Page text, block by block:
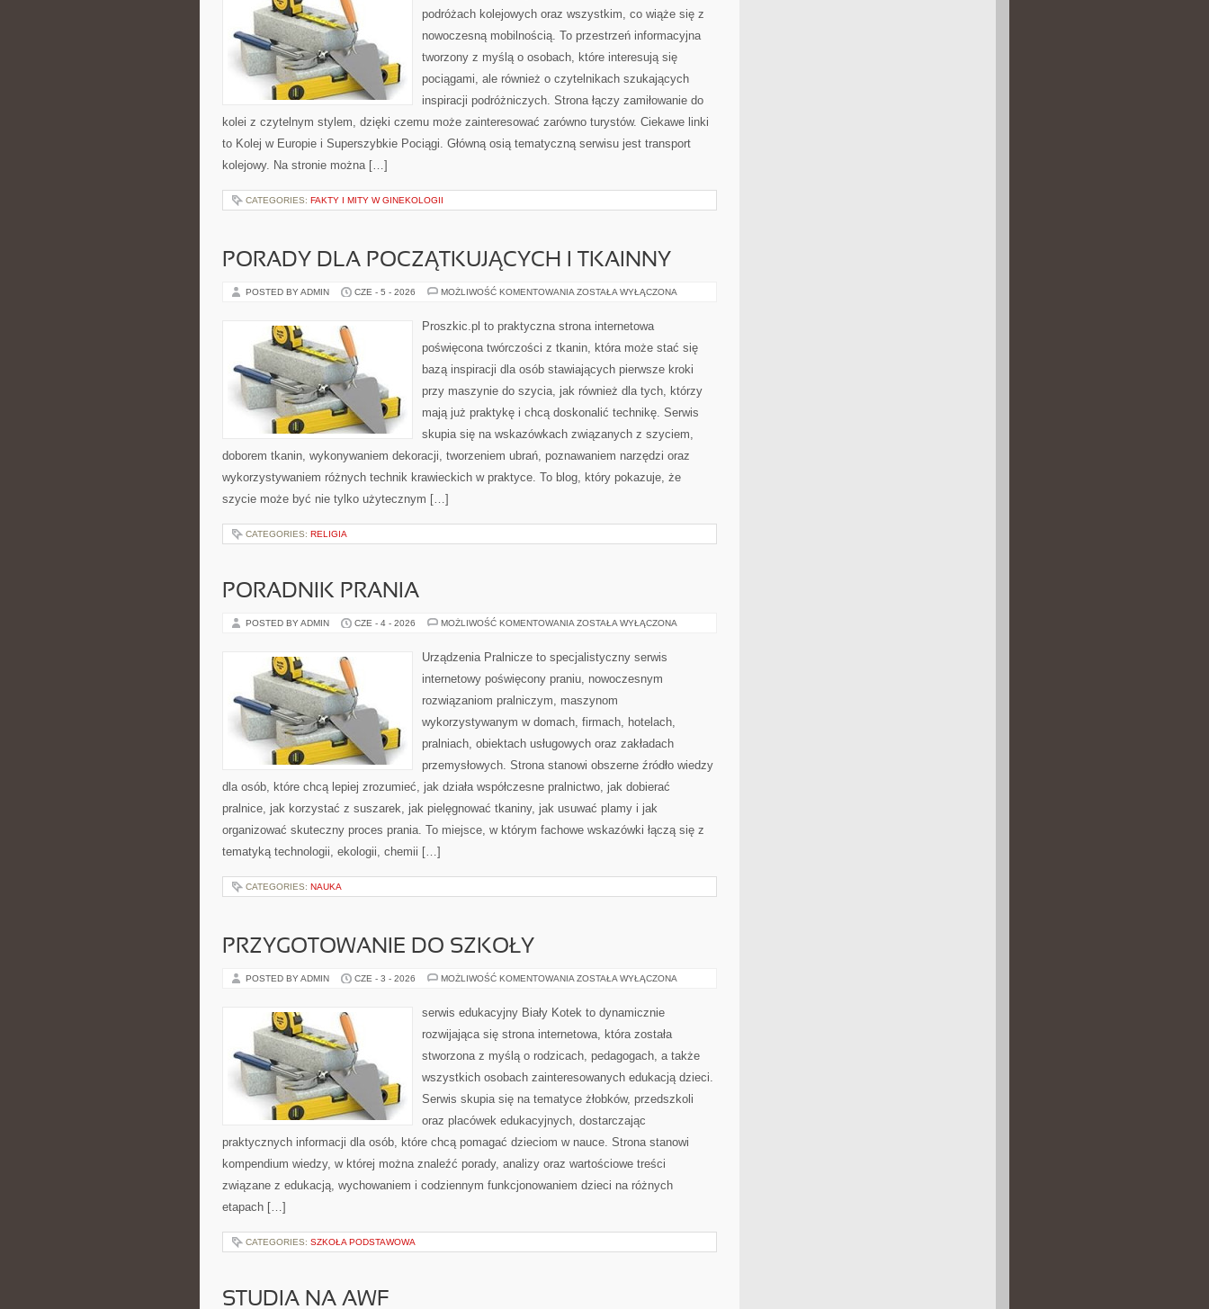
podróżach kolejowych oraz wszystkim, co wiąże się z
nowoczesną mobilnością. To przestrzeń informacyjna
tworzony z myślą o osobach, które interesują się
pociągami, ale również o czytelnikach szukających
inspiracji podróżniczych. Strona łączy zamiłowanie do
kolei z czytelnym stylem, dzięki czemu może zainteresować zarówno turystów. Ciekawe linki
to Kolej w Europie i Superszybkie Pociągi. Główną osią tematyczną serwisu jest transport
kolejowy. Na stronie można […]
CATEGORIES: FAKTY I MITY W GINEKOLOGII
PORADY DLA POCZĄTKUJĄCYCH I TKAINNY
POSTED BY ADMIN CZE - 5 - 2026 MOŻLIWOŚĆ KOMENTOWANIA PORADY
TKAINNY
ZOSTAŁA WYŁĄCZONA
Proszkic.pl to praktyczna strona internetowa
poświęcona twórczości z tkanin, która może stać się
bazą inspiracji dla osób stawiających pierwsze kroki
przy maszynie do szycia, jak również dla tych, którzy
mają już praktykę i chcą doskonalić technikę. Serwis
skupia się na wskazówkach związanych z szyciem,
doborem tkanin, wykonywaniem dekoracji, tworzeniem ubrań, poznawaniem narzędzi oraz
wykorzystywaniem różnych technik krawieckich w praktyce. To blog, który pokazuje, że
szycie może być nie tylko użytecznym […]
CATEGORIES: RELIGIA
PORADNIK PRANIA
POSTED BY ADMIN CZE - 4 - 2026 MOŻLIWOŚĆ KOMENTOWANIA PORADNIK
ZOSTAŁA WYŁĄCZONA
Urządzenia Pralnicze to specjalistyczny serwis
internetowy poświęcony praniu, nowoczesnym
rozwiązaniom pralniczym, maszynom
wykorzystywanym w domach, firmach, hotelach,
pralniach, obiektach usługowych oraz zakładach
przemysłowych. Strona stanowi obszerne źródło wiedzy
dla osób, które chcą lepiej zrozumieć, jak działa współczesne pralnictwo, jak dobierać
pralnice, jak korzystać z suszarek, jak pielęgnować tkaniny, jak usuwać plamy i jak
organizować skuteczny proces prania. To miejsce, w którym fachowe wskazówki łączą się z
tematyką technologii, ekologii, chemii […]
CATEGORIES: NAUKA
PRZYGOTOWANIE DO SZKOŁY
POSTED BY ADMIN CZE - 3 - 2026 MOŻLIWOŚĆ KOMENTOWANIA PRZYGOTOWANIE
ZOSTAŁA WYŁĄCZONA
serwis edukacyjny Biały Kotek to dynamicznie
rozwijająca się strona internetowa, która została
stworzona z myślą o rodzicach, pedagogach, a także
wszystkich osobach zainteresowanych edukacją dzieci.
Serwis skupia się na tematyce żłobków, przedszkoli
oraz placówek edukacyjnych, dostarczając
praktycznych informacji dla osób, które chcą pomagać dzieciom w nauce. Strona stanowi
kompendium wiedzy, w której można znaleźć porady, analizy oraz wartościowe treści
związane z edukacją, wychowaniem i codziennym funkcjonowaniem dzieci na różnych
etapach […]
CATEGORIES: SZKOŁA PODSTAWOWA
STUDIA NA AWF